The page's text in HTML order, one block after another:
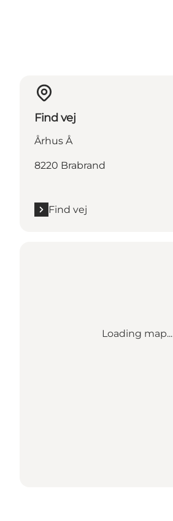
Find vej
Århus Å
8220 Brabrand
Find vej
Loading map...